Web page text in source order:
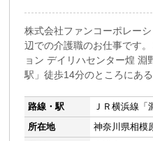
株式会社ファンコーポレー
辺での介護職のお仕事です
ョン デイリハセンター煌 淵
駅」徒歩14分のところにあ
路線・駅
ＪＲ横浜線「
所在地
神奈川県相模